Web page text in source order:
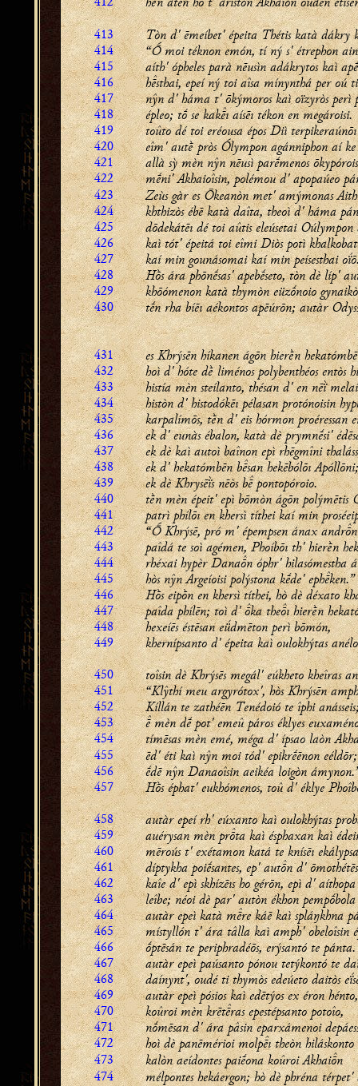
413 Tòn d' ēmeíbet' épeita Thétis katà dákry
414 “Ṓ moi téknon emón, tí ný s' étrephon
415 aíth' ópheles parà nēusìn adákrytos kaì
416 hsthai, epeí ný toi aîsa mínynthá per oú
417 nŷn d' háma t' ōkýmoros kaì oïzyròs perì
418 épleo; tṓ se kakı aísēı tékon en megároisi.
419 toûto dé toi eréousa épos Diì terpikeraúnōı
420 eîm' autḕ pròs Ólympon agánniphon aí
421 allà sỳ mèn nŷn nēusì parḗmenos
422 mḗni' Akhaioîsin, polémou d' apopaúeo
423 Zeùs gàr es Ōkeanòn met' amýmonas
424 khthizòs ébē katà daîta, theoì d' háma
425 dōdekátēı dé toi aûtis eleúsetai Oúlympon
426 kaì tót' épeitá toi eîmi Diòs potì
427 kaí min gounásomai kaí min peísesthai
428 Hṑs ára phōnḗsas' apebḗseto, tòn dè líp'
429 khōómenon katà thymòn eüzṓnoio
430 tḗn rha bíēı aékontos apēúrōn; autàr
431 es Khrýsēn híkanen ágōn hierḕn
432 hoì d' hóte dḕ liménos polybenthéos entòs
433 histía mèn steílanto, thésan d' en nēï̀
434 històn d' histodókēı pélasan protónoisin
435 karpalímōs, tḕn d' eis hórmon proéressan
436 ek d' eunàs ébalon, katà dè prymnḗsi'
437 ek dè kaì autoì baînon epì rhēgmîni
438 ek d' hekatómbēn bsan hekēbólōı Apóllōni;
439 ek dè Khrysēï̀s nēòs b pontopóroio.
440 tḕn mèn épeit' epì bōmòn ágōn polýmētis
441 patrì phílōı en khersì títhei kaí min
442 “Ṓ Khrýsē, pró m' épempsen ánax
443 paîdá te soì agémen, Phoíbōı th' hierḕn
444 rhéxai hypèr Danan óphr' hilasómestha
445 hòs nŷn Argeíoisi polýstona kḗde' ephken.”
446 Hṑs eipṑn en khersì títhei, hò dè déxato
447 paîda phílēn; toì d' ka theı hierḕn
448 hexeíēs éstēsan eǘdmēton perì bōmón,
449 khernípsanto d' épeita kaì oulokhýtas
450 toîsin dè Khrýsēs megál' eúkheto kheîras
451 “Klŷthí meu argyrótox', hòs Khrýsēn
452 Kíllán te zathéēn Tenédoió te îphi
453  mèn dḗ pot' emeû páros éklyes
454 tímēsas mèn emé, méga d' ípsao laòn
455 ēd' éti kaì nŷn moi tód' epikrḗēnon eéldōr;
456 ḗdē nŷn Danaoîsin aeikéa loigòn
457 Hṑs éphat' eukhómenos, toû d' éklye
458 autàr epeí rh' eúxanto kaì oulokhýtas
459 auérysan mèn prta kaì ésphaxan kaì
460 mēroús t' exétamon katá te knísēı
461 díptykha poiḗsantes, ep' autn d'
462 kaîe d' epì skhízēıs ho gérōn, epì d'
463 leîbe; néoi dè par' autòn ékhon
464 autàr epeì katà mre káē kaì spláŋkhna
465 místyllón t' ára tâlla kaì amph' obeloîsin
466 ṓptēsán te periphradéōs, erýsantó te pánta.
467 autàr epeì paúsanto pónou tetýkontó te
468 daínynt', oudé ti thymòs edeúeto daitòs
469 autàr epeì pósios kaì edētýos ex éron hénto,
470 koûroi mèn krētras epestépsanto potoîo,
471 nṓmēsan d' ára pâsin eparxámenoi
472 hoì dè panēmérioi molpı theòn hiláskonto
473 kalòn aeídontes paiḗona koûroi Akhain
474 mélpontes hekáergon; hò dè phréna